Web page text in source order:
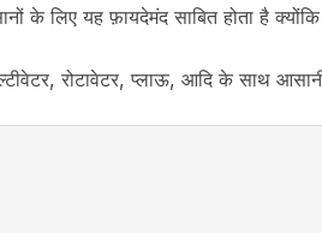
1476 ERPM
के लिए यह फ़ायदेमंद साबित होता है
रोटावेटर, प्लाऊ, आदि के साथ